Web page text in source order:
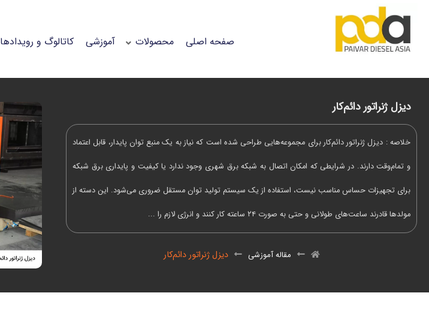
صفحه اصلی محصولات آموزشی کاتالوگ و رویدادها
دیزل ژنراتور دائم‌کار
خلاصه : دیزل ژنراتور دائم‌کار برای مجموعه‌هایی طراحی شده است که نیاز به یک منبع توان پایدار، قابل اعتماد
و تمام‌وقت دارند. در شرایطی که امکان اتصال به شبکه برق شهری وجود ندارد یا کیفیت و پایداری برق شبکه
برای تجهیزات حساس مناسب نیست، استفاده از یک سیستم تولید توان مستقل ضروری می‌شود. این دسته از
مولدها قادرند ساعت‌های طولانی و حتی به صورت ۲۴ ساعته کار کنند و انرژی لازم را ...
مقاله آموزشی دیزل ژنراتور دائم‌کار